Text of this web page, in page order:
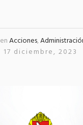
enAcciones,
17 diciembre, 2023